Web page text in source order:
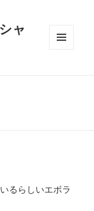
ャ
るらしいエボラ